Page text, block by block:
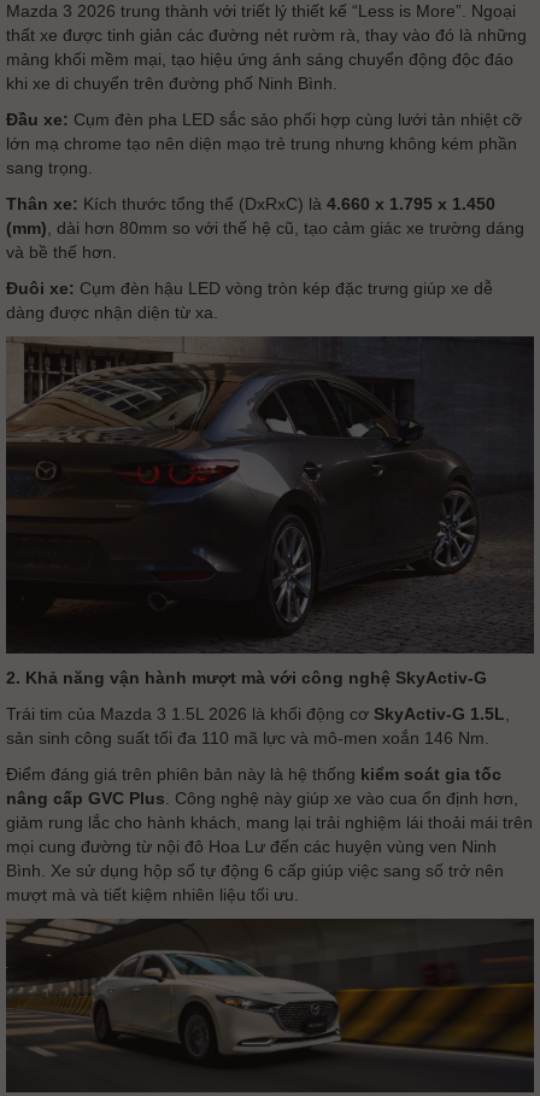
Mazda 3 2026 trung thành với triết lý thiết kế “Less is More”. Ngoại
thất xe được tinh giản các đường nét rườm rà, thay vào đó là những
mảng khối mềm mại, tạo hiệu ứng ánh sáng chuyển động độc đáo
khi xe di chuyển trên đường phố Ninh Bình.
Đầu xe: Cụm đèn pha LED sắc sảo phối hợp cùng lưới tản nhiệt cỡ
lớn mạ chrome tạo nên diện mạo trẻ trung nhưng không kém phần
sang trọng.
Thân xe: Kích thước tổng thể (DxRxC) là 4.660 x 1.795 x 1.450
(mm) , dài hơn 80mm so với thế hệ cũ, tạo cảm giác xe trường dáng
và bề thế hơn.
Đuôi xe: Cụm đèn hậu LED vòng tròn kép đặc trưng giúp xe dễ
dàng được nhận diện từ xa.
2. Khả năng vận hành mượt mà với công nghệ SkyActiv-G
Trái tim của Mazda 3 1.5L 2026 là khối động cơ SkyActiv-G 1.5L
sản sinh công suất tối đa 110 mã lực và mô-men xoắn 146 Nm.
Điểm đáng giá trên phiên bản này là hệ thống kiểm soát gia tốc
nâng cấp GVC Plus . Công nghệ này giúp xe vào cua ổn định hơn,
giảm rung lắc cho hành khách, mang lại trải nghiệm lái thoải mái trên
mọi cung đường từ nội đô Hoa Lư đến các huyện vùng ven Ninh
Bình. Xe sử dụng hộp số tự động 6 cấp giúp việc sang số trở nên
mượt mà và tiết kiệm nhiên liệu tối ưu.